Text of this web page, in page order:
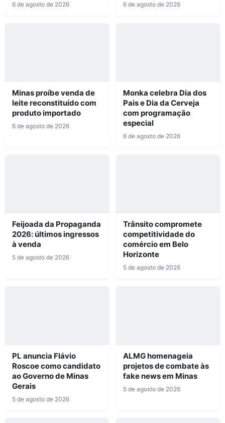
6 de agosto de 2026 6 de agosto de 2026
Minas proíbe venda de
leite reconstituído com
produto importado
6 de agosto de 2026
Monka celebra Dia dos
Pais e Dia da Cerveja
com programação
especial
6 de agosto de 2026
Feijoada da Propaganda
2026: últimos ingressos
à venda
5 de agosto de 2026
Trânsito compromete
competitividade do
comércio em Belo
Horizonte
5 de agosto de 2026
PL anuncia Flávio
Roscoe como candidato
ao Governo de Minas
Gerais
5 de agosto de 2026
ALMG homenageia
projetos de combate às
fake news em Minas
5 de agosto de 2026